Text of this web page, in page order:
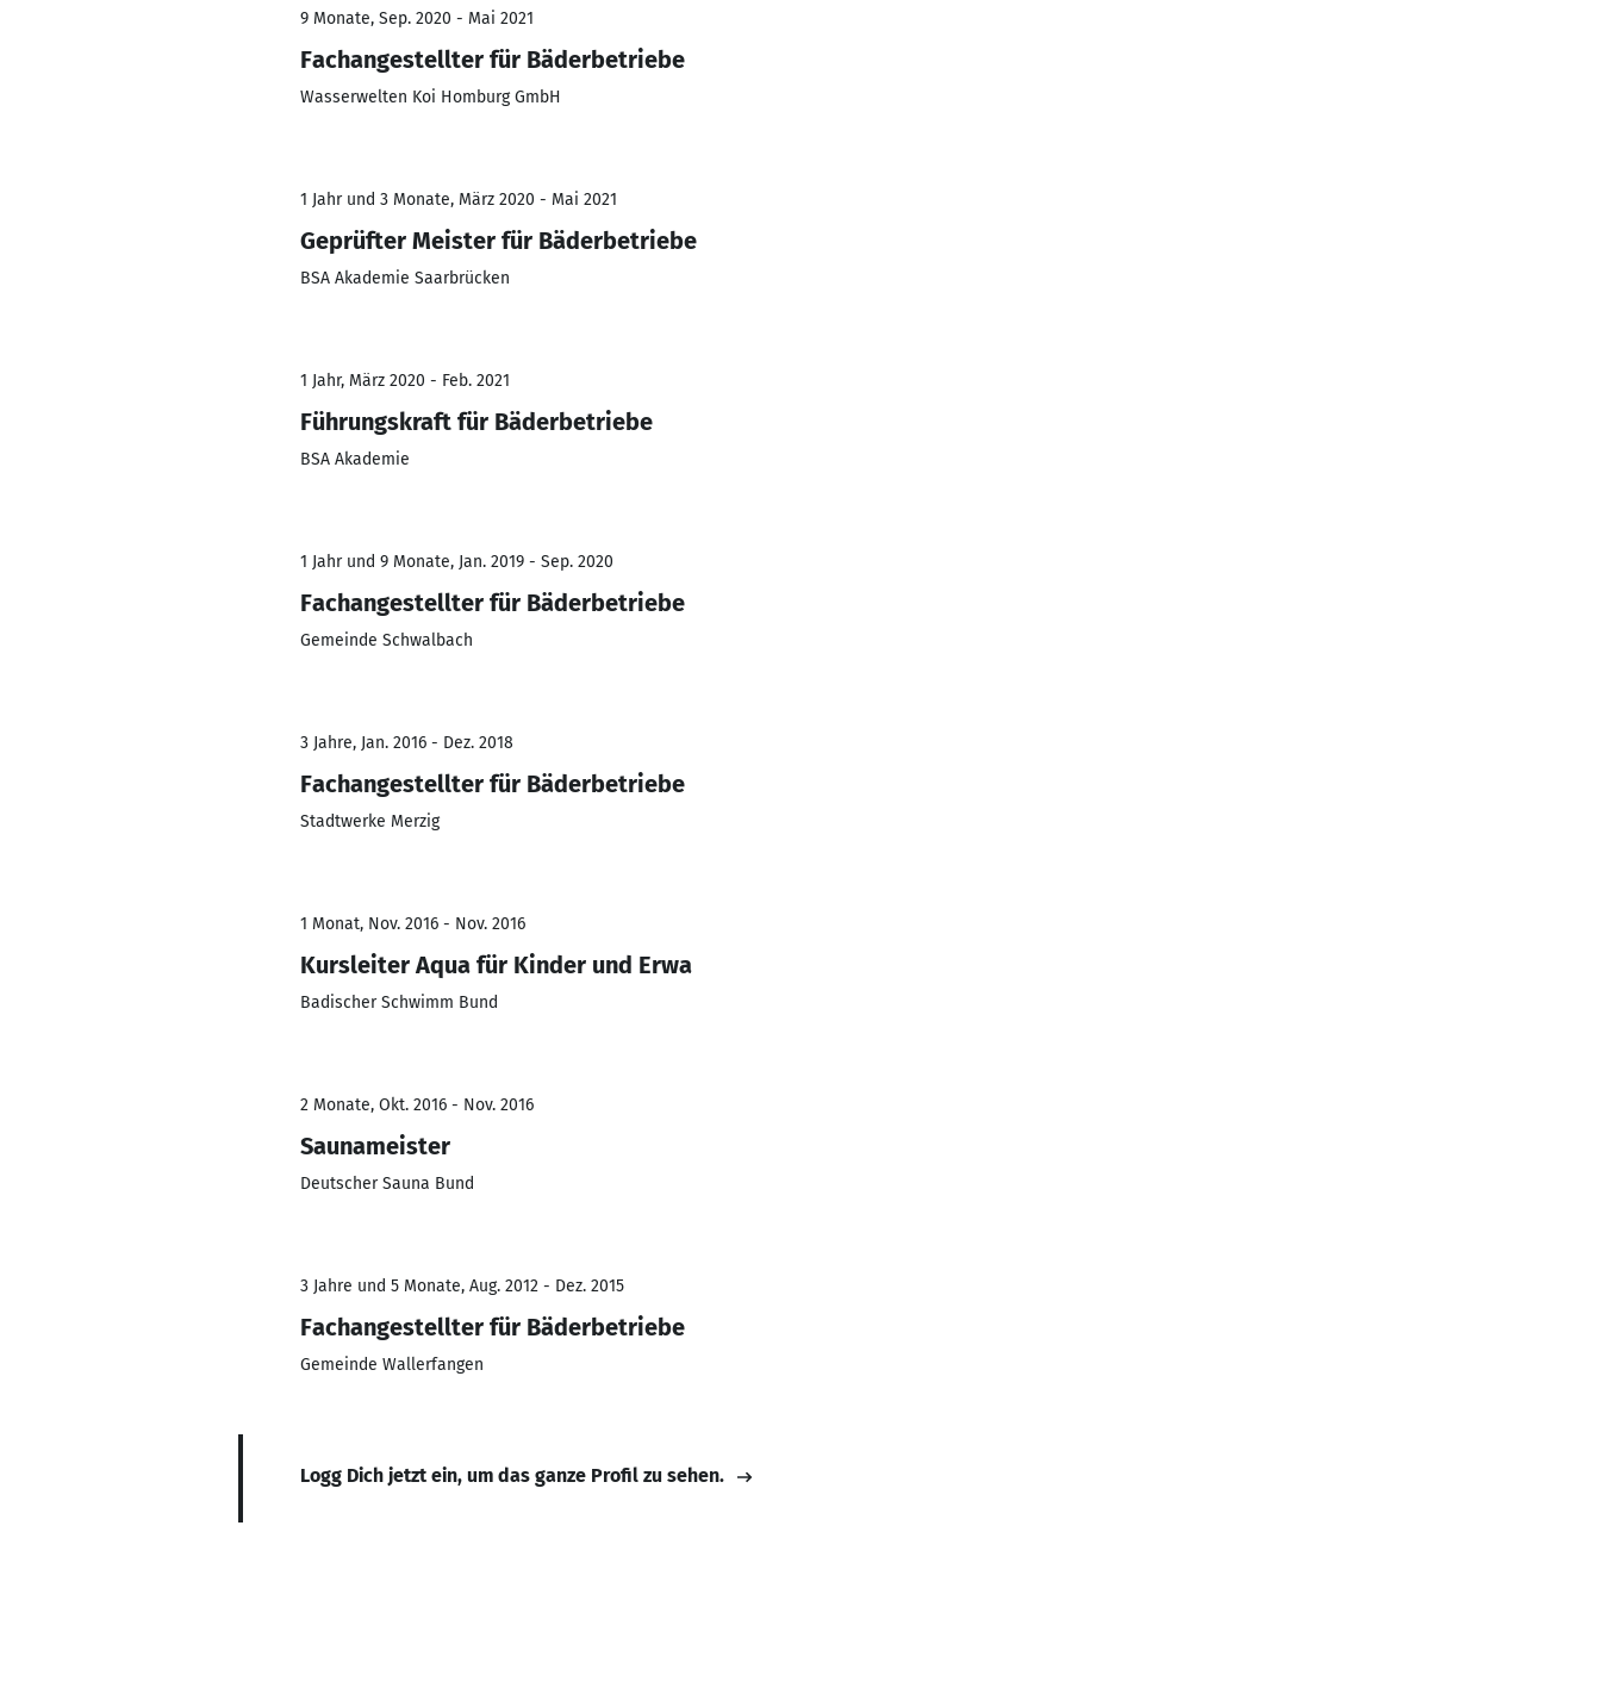
9 Monate, Sep. 2020 - Mai 2021
Fachangestellter für Bäderbetriebe
Wasserwelten Koi Homburg GmbH
1 Jahr und 3 Monate, März 2020 - Mai 2021
Geprüfter Meister für Bäderbetriebe
BSA Akademie Saarbrücken
1 Jahr, März 2020 - Feb. 2021
Führungskraft für Bäderbetriebe
BSA Akademie
1 Jahr und 9 Monate, Jan. 2019 - Sep. 2020
Fachangestellter für Bäderbetriebe
Gemeinde Schwalbach
3 Jahre, Jan. 2016 - Dez. 2018
Fachangestellter für Bäderbetriebe
Stadtwerke Merzig
1 Monat, Nov. 2016 - Nov. 2016
Kursleiter Aqua für Kinder und Erwa
Badischer Schwimm Bund
2 Monate, Okt. 2016 - Nov. 2016
Saunameister
Deutscher Sauna Bund
3 Jahre und 5 Monate, Aug. 2012 - Dez. 2015
Fachangestellter für Bäderbetriebe
Gemeinde Wallerfangen
Logg Dich jetzt ein, um das ganze Profil zu sehen.